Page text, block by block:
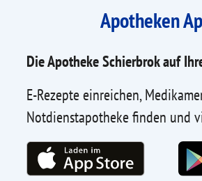
Apotheken
Die Apotheke Schierbrok auf
E-Rezepte einreichen,
Notdienstapotheke finden und